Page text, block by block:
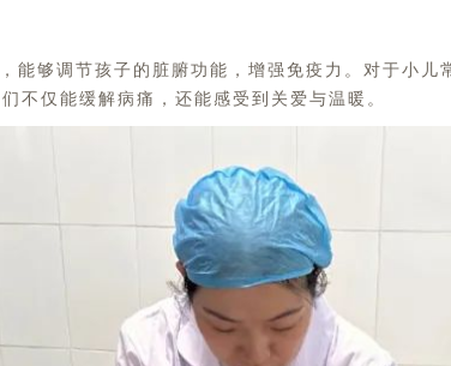
能够调节孩子的脏腑功能，增强免疫力。对于小
不仅能缓解病痛，还能感受到关爱与温暖。